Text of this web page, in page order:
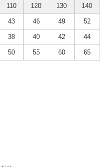
110 120 130 140
43 46 49 52
38 40 42 44
50 55 60 65